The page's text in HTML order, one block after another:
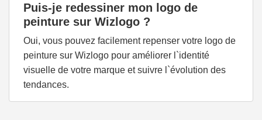
Puis-je redessiner mon logo de
peinture sur Wizlogo ?
Oui, vous pouvez facilement repenser votre logo de
peinture sur Wizlogo pour améliorer l`identité
visuelle de votre marque et suivre l`évolution des
tendances.